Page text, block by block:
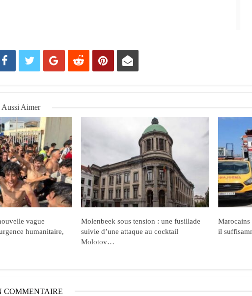
Aussi Aimer
vague
humanitaire,
Molenbeek sous tension : une fusillade
suivie d’une attaque au cocktail
Molotov…
il
COMMENTAIRE